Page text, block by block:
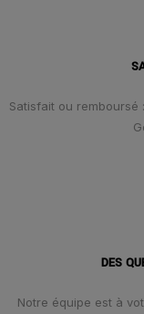
Satisfait ou remboursé
DES
Notre équipe est à